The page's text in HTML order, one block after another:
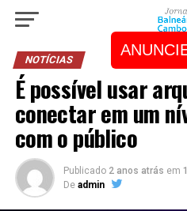
NOTÍCIAS
É possível usar
conectar em um
com o público
Publicado 2 anos atrás em
De admin